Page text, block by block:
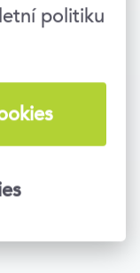
politiku